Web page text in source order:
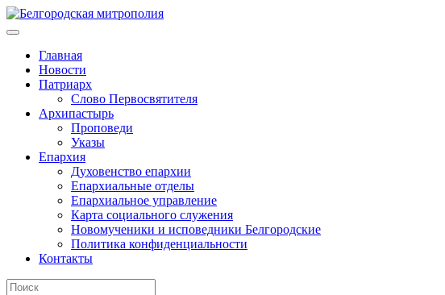
Главная
Новости
Патриарх
Слово Первосвятителя
Архипастырь
Проповеди
Указы
Епархия
Духовенство епархии
Епархиальные отделы
Епархиальное управление
Карта социального служения
Новомученики и исповедники Белгородские
Политика конфиденциальности
Контакты